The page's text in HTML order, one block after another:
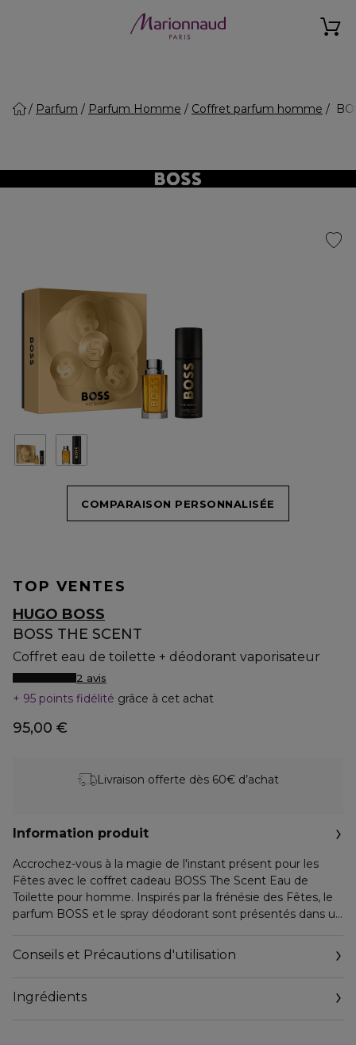
Parfum Parfum Homme Coffret parfum homme
COMPARAISON PERSONNALISÉE
TOP VENTES
HUGO BOSS
BOSS THE SCENT
Coffret eau de toilette + déodorant vaporisateur
2 avis
95 points fidélité grâce à cet achat
95,00 €
Livraison offerte dès 60€ d’achat
Information produit
Accrochez-vous à la magie de l'instant présent pour les
Fêtes avec le coffret cadeau BOSS The Scent Eau de
Toilette pour homme. Inspirés par la frénésie des Fêtes, le
parfum BOSS et le spray déodorant sont présentés dans un
Double-B. Libérez votre sensualité avec BOSS The Scent
pour homme, une Eau de Toilette emblématique dans
irrésistiblement séduisant. Inspiré par la rencontre d'un duo
Conseils et Précautions d'utilisation
Ingrédients